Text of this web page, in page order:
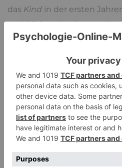
das Kind in der ersten
Weltbild wechselt, was ein
ist, der bei Erwachsenen
sogar überhaupt nicht
Das alles macht und kann
wenn die
halbwegs stimmen und das
Entwicklung nicht groß
Psycheeine
liebevoll und gerecht ist,